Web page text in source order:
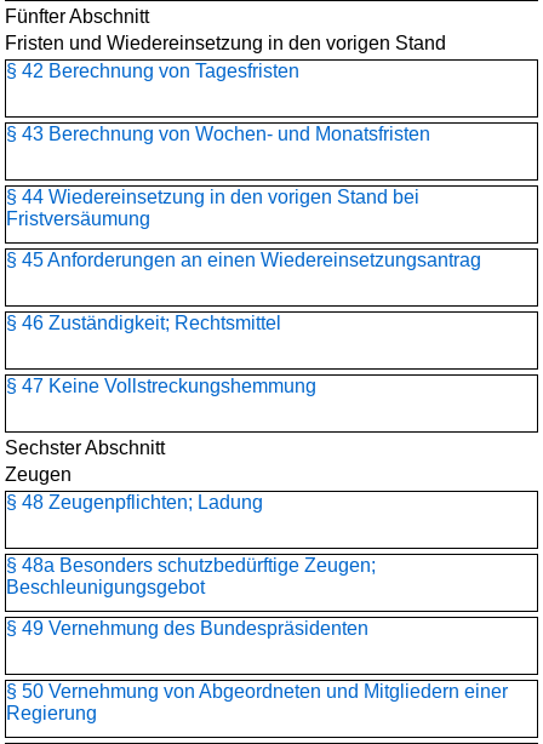
Fünfter Abschnitt
Fristen und Wiedereinsetzung in den vorigen Stand
§ 42 Berechnung von Tagesfristen
§ 43 Berechnung von Wochen- und Monatsfristen
§ 44 Wiedereinsetzung in den vorigen Stand bei
Fristversäumung
§ 45 Anforderungen an einen Wiedereinsetzungsantrag
§ 46 Zuständigkeit; Rechtsmittel
§ 47 Keine Vollstreckungshemmung
Sechster Abschnitt
Zeugen
§ 48 Zeugenpflichten; Ladung
§ 48a Besonders schutzbedürftige Zeugen;
Beschleunigungsgebot
§ 49 Vernehmung des Bundespräsidenten
§ 50 Vernehmung von Abgeordneten und Mitgliedern einer
Regierung